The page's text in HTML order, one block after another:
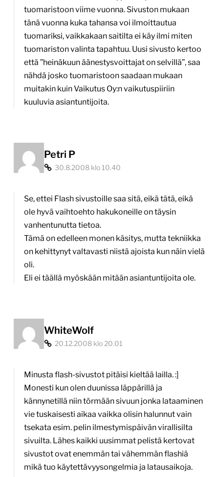
tuomaristoon viime vuonna. Sivuston mukaan
tänä vuonna kuka tahansa voi ilmoittautua
tuomariksi, vaikkakaan saitilta ei käy ilmi miten
tuomariston valinta tapahtuu. Uusi sivusto kertoo
että ”heinäkuun äänestysvoittajat on selvillä”, saa
nähdä josko tuomaristoon saadaan mukaan
muitakin kuin Vaikutus Oy:n vaikutuspiiriin
kuuluvia asiantuntijoita.
Petri P
30.8.2008 klo 10.40
Se, ettei Flash sivustoille saa sitä, eikä tätä, eikä
ole hyvä vaihtoehto hakukoneille on täysin
vanhentunutta tietoa.
Tämä on edelleen monen käsitys, mutta tekniikka
on kehittynyt valtavasti niistä ajoista kun näin vielä
oli.
Eli ei täällä myöskään mitään asiantuntijoita ole.
WhiteWolf
20.12.2008 klo 20.01
Minusta flash-sivustot pitäisi kieltää lailla. :]
Monesti kun olen duunissa läppärillä ja
kännynetillä niin törmään sivuun jonka lataaminen
vie tuskaisesti aikaa vaikka olisin halunnut vain
tsekata esim. pelin ilmestymispäivän virallisilta
sivuilta. Lähes kaikki uusimmat pelistä kertovat
sivustot ovat enemmän tai vähemmän flashiä
mikä tuo käytettävyysongelmia ja latausaikoja.